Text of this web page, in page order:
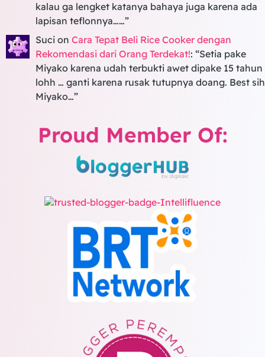
kalau ga lengket katanya bahaya juga karena ada
lapisan teflonnya……”
Suci on Cara Tepat Beli Rice Cooker dengan
Rekomendasi dari Orang Terdekat!: “Setia pake
Miyako karena udah terbukti awet dipake 15 tahun
lohh … ganti karena rusak tutupnya doang. Best sih
Miyako…”
Proud Member Of: